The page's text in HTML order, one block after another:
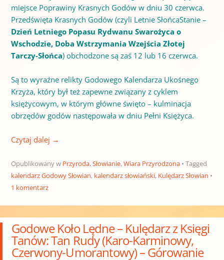
miejsce Poprawiny Krasnych Godów w dniu 30 czerwca.
Przedświęta Krasnych Godów (czyli Letnie SłońcaStanie –
Dzień Letniego Popasu Rydwanu Swarożyca o
Wschodzie, Doba Wstrzymania Wzejścia Złotej
Tarczy-Słońca) obchodzone są zaś 12 lub 16 czerwca.
Są to wyraźne relikty Godowego Kalendarza Ukośnego
Krzyża, który był też zapewne związany z cyklem
księżycowym, w którym główne święto – kulminacja
obrzędów godów następowała w dniu Pełni Księżyca.
Czytaj dalej →
Opublikowany w Przyroda,Słowianie,Wiara Przyrodzona
Tagged
kalendarz Godowy Słowian, kalendarz słowiański, Kulędarz Słowian
1 komentarz
Godowe Koło Lędne – Kulędarz z Księgi
Tanów: Tan Rudy (Karo-Karminowy,
Czerwony-Umorantowy) – Górowanie